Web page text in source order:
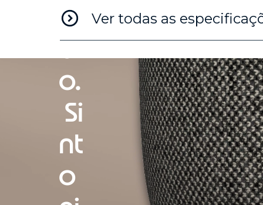
Ver todas as
ç
ã
o.
Si
nt
o